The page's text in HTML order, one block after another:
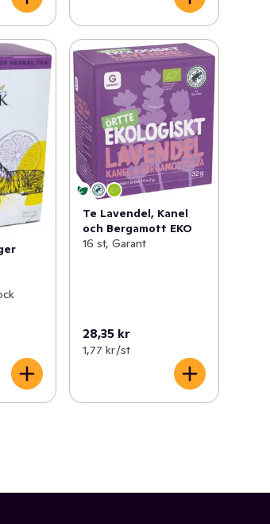
Te Lavendel, Kanel
och Bergamott EKO
16 st, Garant
28,35 kr
1,77 kr /st